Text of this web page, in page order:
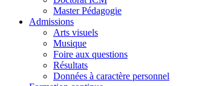
Master Pédagogie
Admissions
Arts visuels
Musique
Foire aux questions
Résultats
Données à caractère personnel